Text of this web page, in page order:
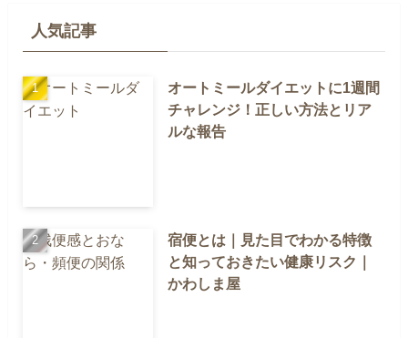
人気記事
オートミールダイエットに1週間
チャレンジ！正しい方法とリア
ルな報告
宿便とは｜見た目でわかる特徴
と知っておきたい健康リスク｜
かわしま屋